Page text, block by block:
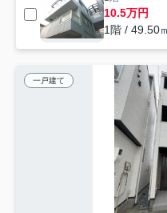
10.5万円
1階 / 49.50
一戸建て